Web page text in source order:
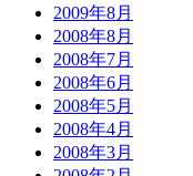
2009年8月
2008年8月
2008年7月
2008年6月
2008年5月
2008年4月
2008年3月